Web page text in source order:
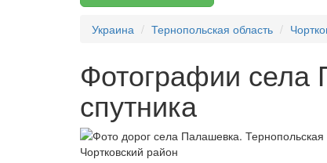
Украина Тернопольская область
Фотографии
спутника